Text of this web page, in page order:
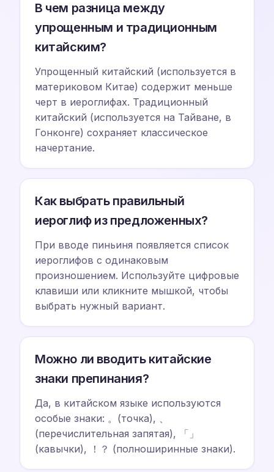
В чем разница между
упрощенным и традиционным
китайским?
Упрощенный китайский (используется в
материковом Китае) содержит меньше
черт в иероглифах. Традиционный
китайский (используется на Тайване, в
Гонконге) сохраняет классическое
начертание.
Как выбрать правильный
иероглиф из предложенных?
При вводе пиньиня появляется список
иероглифов с одинаковым
произношением. Используйте цифровые
клавиши или кликните мышкой, чтобы
выбрать нужный вариант.
Можно ли вводить китайские
знаки препинания?
Да, в китайском языке используются
особые знаки: 。(точка), 、
(перечислительная запятая), 「」
(кавычки), ！？ (полноширинные знаки).